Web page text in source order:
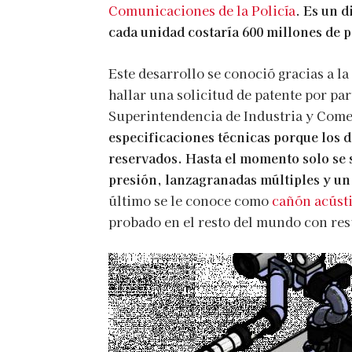
Comunicaciones de la Policía. Es un
cada unidad costaría 600 millones de
Este desarrollo se conoció gracias a
hallar una solicitud de patente por
Superintendencia de Industria y
especificaciones técnicas porque los
reservados. Hasta el momento solo
presión, lanzagranadas múltiples y
último se le conoce como cañón
probado en el resto del mundo con